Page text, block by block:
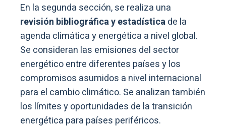
En la segunda sección, se realiza una
revisión bibliográfica y estadísticade la
agenda climática y energética a nivel global.
Se consideran las emisiones del sector
energético entre diferentes países y los
compromisos asumidos a nivel internacional
para el cambio climático. Se analizan también
los límites y oportunidades de la transición
energética para países periféricos.